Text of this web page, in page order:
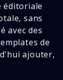
éditoriale
sans
avec des
de
ajouter,